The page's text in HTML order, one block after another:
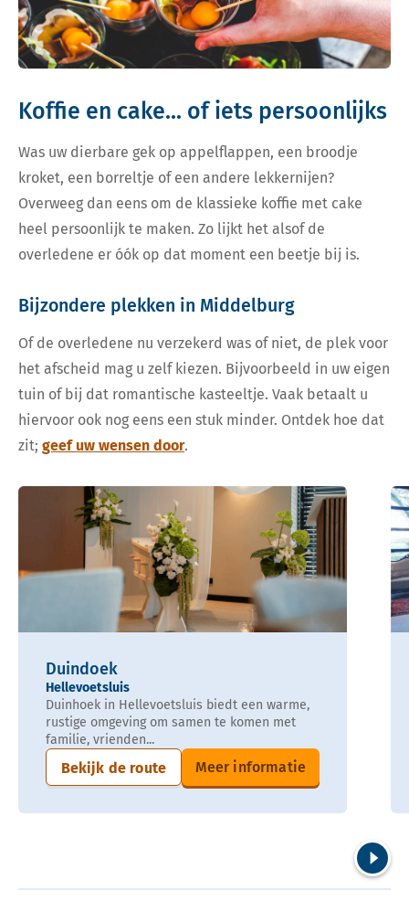
Koffie en cake... of iets persoonlijks
Was uw dierbare gek op appelflappen, een broodje
kroket, een borreltje of een andere lekkernijen?
Overweeg dan eens om de klassieke koffie met cake
heel persoonlijk te maken. Zo lijkt het alsof de
overledene er óók op dat moment een beetje bij is.
Bijzondere plekken in Middelburg
Of de overledene nu verzekerd was of niet, de plek voor
het afscheid mag u zelf kiezen. Bijvoorbeeld in uw eigen
tuin of bij dat romantische kasteeltje. Vaak betaalt u
hiervoor ook nog eens een stuk minder. Ontdek hoe dat
zit; geef uw wensen door.
Duindoek
Hellevoetsluis
Duinhoek in Hellevoetsluis biedt een warme,
rustige omgeving om samen te komen met
familie, vrienden...
Bekijk de route Meer informatie